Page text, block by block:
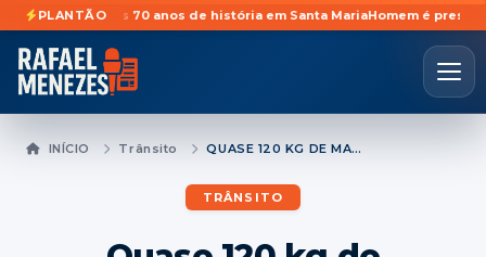
PLANTÃO
após 70 anos de história em Santa MariaHomem é preso
INÍCIO Trânsito QUASE 120 KG DE MACONHA, ARMAS, GRANADAS E MUNIÇÕES SÃO APREENDIDOS EM OPERAÇÃO DA DRACO EM SANTA MARIA
TRÂNSITO